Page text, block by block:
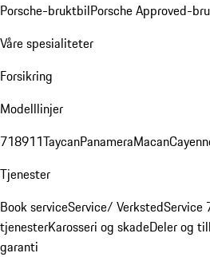
Porsche-bruktbilPorsche Approved-
Våre spesialiteter
Forsikring
Modelllinjer
718911TaycanPanameraMacan
Tjenester
Book serviceService/ VerkstedService
tjenesterKarosseri og skadeDeler og
garanti